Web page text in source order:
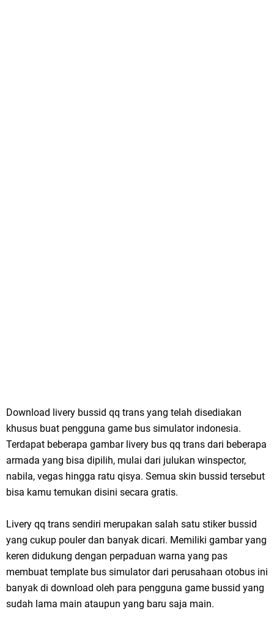
Download livery bussid qq trans yang telah disediakan
khusus buat pengguna game bus simulator indonesia.
Terdapat beberapa gambar livery bus qq trans dari beberapa
armada yang bisa dipilih, mulai dari julukan winspector,
nabila, vegas hingga ratu qisya. Semua skin bussid tersebut
bisa kamu temukan disini secara gratis.
Livery qq trans sendiri merupakan salah satu stiker bussid
yang cukup pouler dan banyak dicari. Memiliki gambar yang
keren didukung dengan perpaduan warna yang pas
membuat template bus simulator dari perusahaan otobus ini
banyak di download oleh para pengguna game bussid yang
sudah lama main ataupun yang baru saja main.